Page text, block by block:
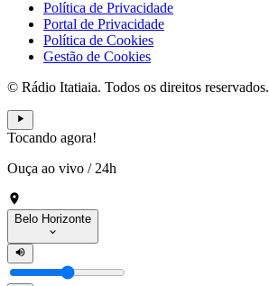
Política de Privacidade
Portal de Privacidade
Política de Cookies
Gestão de Cookies
© Rádio Itatiaia. Todos os direitos reservados.
Tocando agora!
Ouça ao vivo / 24h
Belo Horizonte